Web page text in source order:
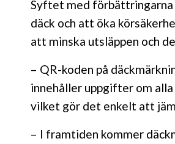
Syftet med förbättringarna
däck och att öka
att minska utsläppen och
– QR-koden på
innehåller uppgifter om
vilket gör det enkelt att
– I framtiden kommer